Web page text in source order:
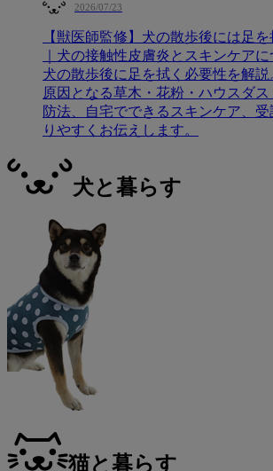
2026/07/23
【獣医師監修】犬の散歩後には足
｜犬の接触性皮膚炎とスキンケア
犬の散歩後に足を拭く必要性を解
原因となる草木・花粉・ハウスダ
防法、自宅でできるスキンケア、
りやすくお伝えします。
犬と暮らす
猫と暮らす